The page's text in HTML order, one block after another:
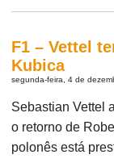
F1 – Vettel
Kubica
segunda-feira, 4 de
Sebastian Vettel
o retorno de
polonês está